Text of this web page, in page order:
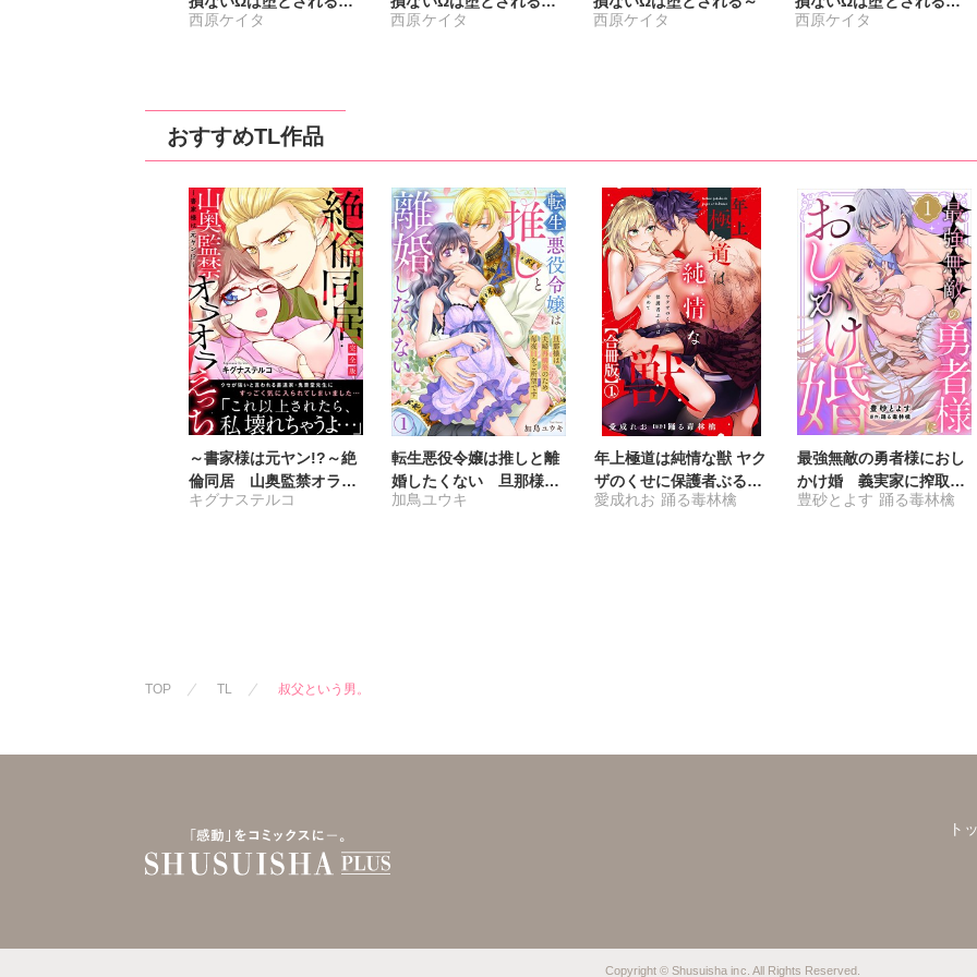
【単行本版】3
西原ケイタ
合冊版
西原ケイタ
西原ケイタ
【単行本版】2
西原ケイタ
おすすめTL作品
～書家様は元ヤン!?～絶
倫同居 山奥監禁オラオ
ラえっち【完全版】
キグナステルコ
転生悪役令嬢は推しと離
婚したくない 旦那様は
夫婦再構築のため毎夜H
加鳥ユウキ
年上極道は純情な獣 ヤク
ザのくせに保護者ぶるの
はやめて【合冊版】
愛成れお 踊る毒林檎
最強無敵の勇者様におし
かけ婚 義実家に搾取さ
れて愛を知らない彼に本
豊砂とよす 踊る毒林檎
TOP TL 叔父という男。
ト
Copyright © Shusuisha inc. All Rights Reserved.